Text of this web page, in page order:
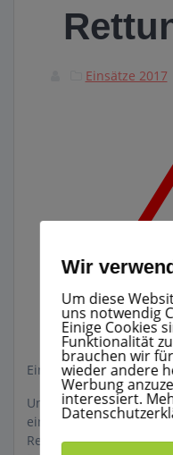
Einsätze 2017
Einsatz Nr.: 33/2017
Unterstützung des
einer nicht gehfähigen
Rettungstuch wurde
Wir
Um diese
uns notwendig
Einige Cookies
Funktionalität
brauchen wir
wieder andere
Werbung
interessiert.